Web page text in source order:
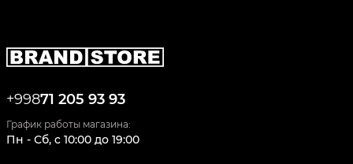
+99871 205 93 93
График работы магазина:
Пн - Сб, c 10:00 до 19:00